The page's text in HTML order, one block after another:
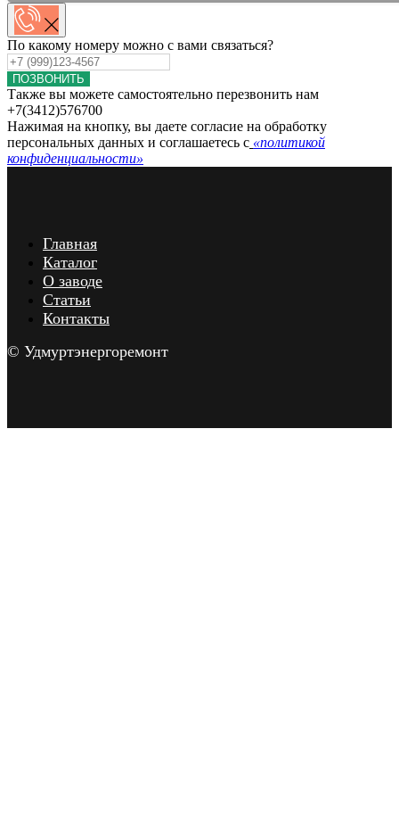
По какому номеру можно с вами связаться?
ПОЗВОНИТЬ
Также вы можете самостоятельно перезвонить нам
+7(3412)576700
Нажимая на кнопку, вы даете согласие на обработку
персональных данных и соглашаетесь c «политикой
конфиденциальности»
Главная
Каталог
О заводе
Статьи
Контакты
© Удмуртэнергоремонт